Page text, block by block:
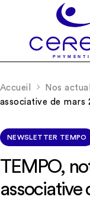
L'association
Gouvernance
Siège social
Démarche qualité
Partenariats
Rapports
Adhérer à
Soutenir les
Nos valeurs et
Notre éthique
Les familles
Le soin psychique
Les soins en
Les soins en
La scolarité
La recherche
Accueil Nos
associative de mars
NEWSLETTER TEMPO
TEMPO,
associative